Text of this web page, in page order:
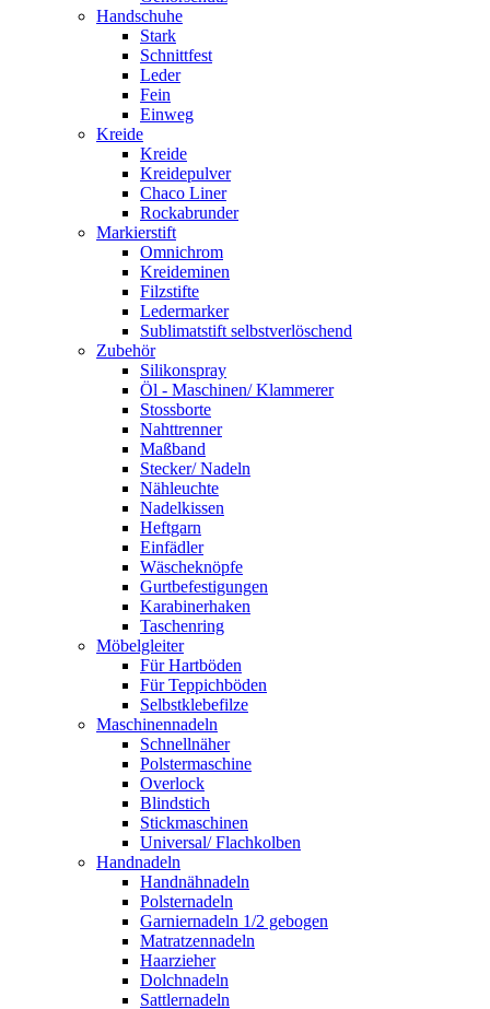
Handschuhe
Stark
Schnittfest
Leder
Fein
Einweg
Kreide
Kreide
Kreidepulver
Chaco Liner
Rockabrunder
Markierstift
Omnichrom
Kreideminen
Filzstifte
Ledermarker
Sublimatstift selbstverlöschend
Zubehör
Silikonspray
Öl - Maschinen/ Klammerer
Stossborte
Nahttrenner
Maßband
Stecker/ Nadeln
Nähleuchte
Nadelkissen
Heftgarn
Einfädler
Wäscheknöpfe
Gurtbefestigungen
Karabinerhaken
Taschenring
Möbelgleiter
Für Hartböden
Für Teppichböden
Selbstklebefilze
Maschinennadeln
Schnellnäher
Polstermaschine
Overlock
Blindstich
Stickmaschinen
Universal/ Flachkolben
Handnadeln
Handnähnadeln
Polsternadeln
Garniernadeln 1/2 gebogen
Matratzennadeln
Haarzieher
Dolchnadeln
Sattlernadeln